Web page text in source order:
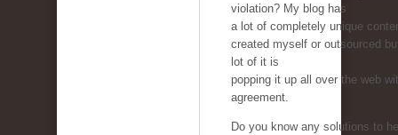
violation? My blog has
a lot of completely unique
created myself or outsourced
lot of it is
popping it up all over the web
agreement.
Do you know any solutions to